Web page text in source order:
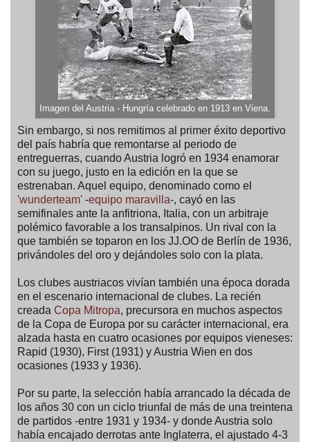
Imagen del Austria - Hungría celebrado en 1913 en Viena.
Sin embargo, si nos remitimos al primer éxito deportivo
del país habría que remontarse al periodo de
entreguerras, cuando Austria logró en 1934 enamorar
con su juego, justo en la edición en la que se
estrenaban. Aquel equipo, denominado como el
'wunderteam' -equipo maravilla-, cayó en las
semifinales ante la anfitriona, Italia, con un arbitraje
polémico favorable a los transalpinos. Un rival con la
que también se toparon en los JJ.OO de Berlín de 1936,
privándoles del oro y dejándoles solo con la plata.
Los clubes austriacos vivían también una época dorada
en el escenario internacional de clubes. La recién
creada Copa Mitropa, precursora en muchos aspectos
de la Copa de Europa por su carácter internacional, era
alzada hasta en cuatro ocasiones por equipos vieneses:
Rapid (1930), First (1931) y Austria Wien en dos
ocasiones (1933 y 1936).
Por su parte, la selección había arrancado la década de
los años 30 con un ciclo triunfal de más de una treintena
de partidos -entre 1931 y 1934- y donde Austria solo
había encajado derrotas ante Inglaterra, el ajustado 4-3